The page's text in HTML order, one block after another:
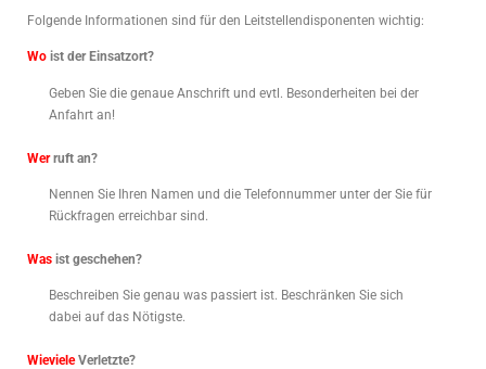
Folgende Informationen sind für den Leitstellendisponenten wichtig:
Wo ist der Einsatzort?
Geben Sie die genaue Anschrift und evtl. Besonderheiten bei der
Anfahrt an!
Werruft an?
Nennen Sie Ihren Namen und die Telefonnummer unter der Sie für
Rückfragen erreichbar sind.
Was ist geschehen?
Beschreiben Sie genau was passiert ist. Beschränken Sie sich
dabei auf das Nötigste.
WievieleVerletzte?